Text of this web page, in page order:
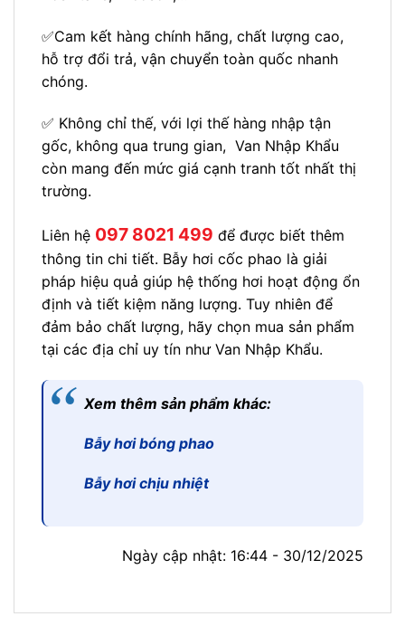
✅Cam kết hàng chính hãng, chất lượng cao,
hỗ trợ đổi trả, vận chuyển toàn quốc nhanh
chóng.
✅ Không chỉ thế, với lợi thế hàng nhập tận
gốc, không qua trung gian, Van Nhập Khẩu
còn mang đến mức giá cạnh tranh tốt nhất thị
trường.
Liên hệ 097 8021 499 để được biết thêm
thông tin chi tiết. Bẫy hơi cốc phao là giải
pháp hiệu quả giúp hệ thống hơi hoạt động ổn
định và tiết kiệm năng lượng. Tuy nhiên để
đảm bảo chất lượng, hãy chọn mua sản phẩm
tại các địa chỉ uy tín như Van Nhập Khẩu.
Xem thêm sản phẩm khác:
Bẫy hơi bóng phao
Bẫy hơi chịu nhiệt
Ngày cập nhật: 16:44 - 30/12/2025